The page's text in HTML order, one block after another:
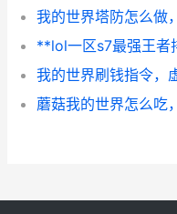
我的世界塔防怎么做
蘑菇我的世界怎么吃